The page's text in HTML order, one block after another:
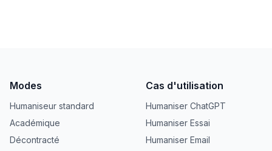
Modes
Humaniseur standard
Académique
Décontracté
Cas d'utilisation
Humaniser ChatGPT
Humaniser Essai
Humaniser Email